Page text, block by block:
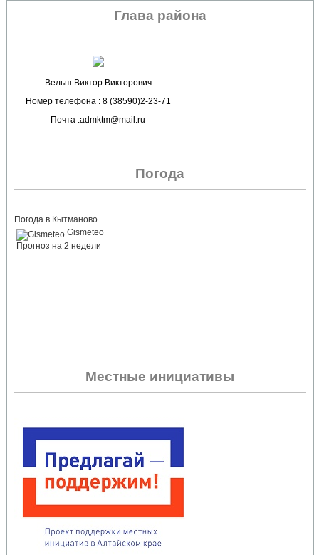
Глава района
Вельш Виктор Викторович
Номер телефона : 8 (38590)2-23-71
Почта :admktm@mail.ru
Погода
Погода в Кытманово
Gismeteo
Прогноз на 2 недели
Местные инициативы